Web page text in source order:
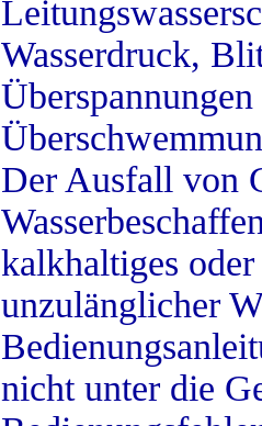
Wasserdruck,
Der Ausfall von
kalkhaltiges oder
unzulänglicher
nicht unter die